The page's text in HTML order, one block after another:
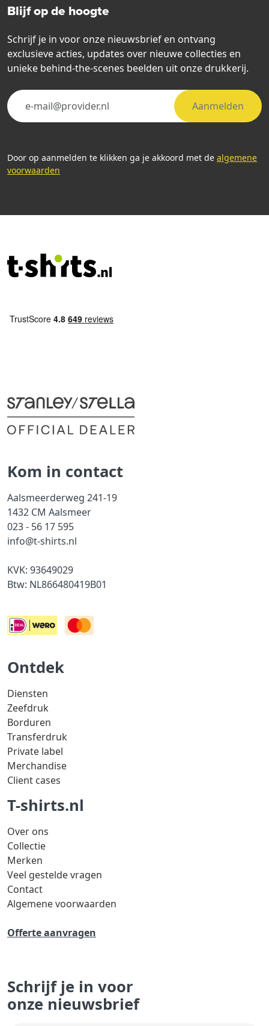
Blijf op de hoogte
Schrijf je in voor onze nieuwsbrief en ontvang
exclusieve acties, updates over nieuwe collecties en
unieke behind-the-scenes beelden uit onze drukkerij.
Aanmelden
Door op aanmelden te klikken ga je akkoord met de algemene
voorwaarden
Kom in contact
Aalsmeerderweg 241-19
1432 CM Aalsmeer
023 - 56 17 595
info@t-shirts.nl
KVK: 93649029
Btw: NL866480419B01
Ontdek
Diensten
Zeefdruk
Borduren
Transferdruk
Private label
Merchandise
Client cases
T-shirts.nl
Over ons
Collectie
Merken
Veel gestelde vragen
Contact
Algemene voorwaarden
Offerte aanvragen
Schrijf je in voor
onze nieuwsbrief